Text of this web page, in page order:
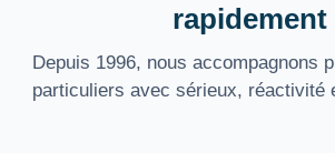
rapidement
Depuis 1996, nous accompagnons
particuliers avec sérieux, réactivité